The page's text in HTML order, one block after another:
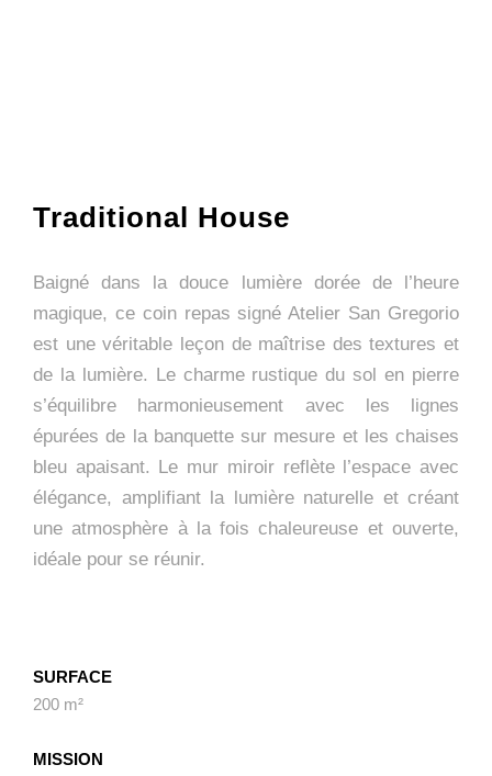
Traditional House
Baigné dans la douce lumière dorée de l’heure
magique, ce coin repas signé Atelier San Gregorio
est une véritable leçon de maîtrise des textures et
de la lumière. Le charme rustique du sol en pierre
s’équilibre harmonieusement avec les lignes
épurées de la banquette sur mesure et les chaises
bleu apaisant. Le mur miroir reflète l’espace avec
élégance, amplifiant la lumière naturelle et créant
une atmosphère à la fois chaleureuse et ouverte,
idéale pour se réunir.
SURFACE
200 m²
MISSION